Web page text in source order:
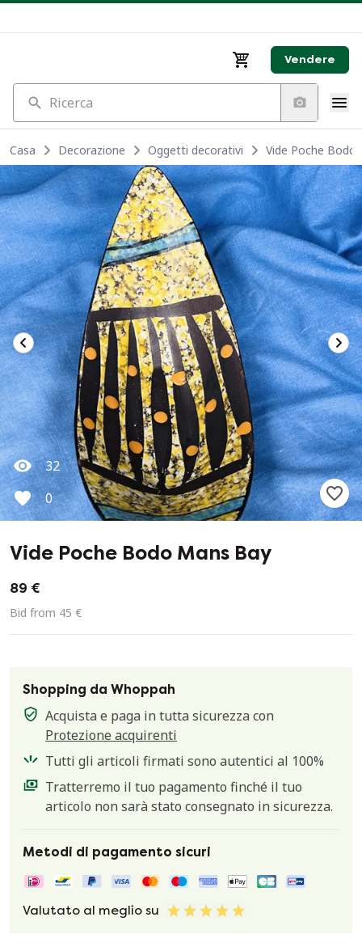
Vendere
Ricerca
Casa Decorazione Oggetti decorativi Vide Poche Bodo
32
0
Vide Poche Bodo Mans Bay
89 €
Bid from 45 €
Shopping da Whoppah
Acquista e paga in tutta sicurezza con
Protezione acquirenti
Tutti gli articoli firmati sono autentici al 100%
Tratterremo il tuo pagamento finché il tuo
articolo non sarà stato consegnato in sicurezza.
Metodi di pagamento sicuri
Valutato al meglio su